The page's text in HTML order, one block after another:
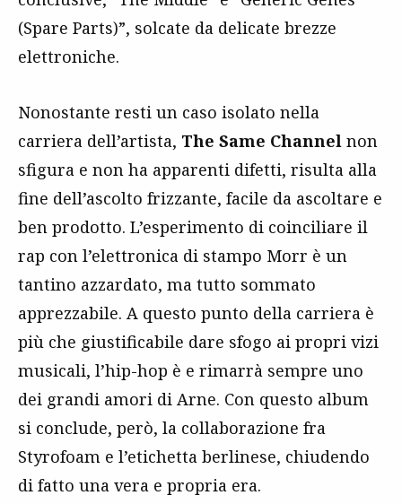
(Spare Parts)”, solcate da delicate brezze
elettroniche.
Nonostante resti un caso isolato nella
carriera dell’artista, The Same Channel non
sfigura e non ha apparenti difetti, risulta alla
fine dell’ascolto frizzante, facile da ascoltare e
ben prodotto. L’esperimento di coinciliare il
rap con l’elettronica di stampo Morr è un
tantino azzardato, ma tutto sommato
apprezzabile. A questo punto della carriera è
più che giustificabile dare sfogo ai propri vizi
musicali, l’hip-hop è e rimarrà sempre uno
dei grandi amori di Arne. Con questo album
si conclude, però, la collaborazione fra
Styrofoam e l’etichetta berlinese, chiudendo
di fatto una vera e propria era.